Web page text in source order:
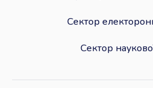
Сектор
Сектор